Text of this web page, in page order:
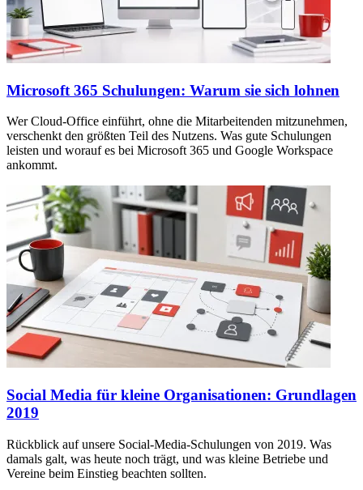
Microsoft 365 Schulungen: Warum sie sich lohnen
Wer Cloud-Office einführt, ohne die Mitarbeitenden mitzunehmen,
verschenkt den größten Teil des Nutzens. Was gute Schulungen
leisten und worauf es bei Microsoft 365 und Google Workspace
ankommt.
Social Media für kleine Organisationen: Grundlagen
2019
Rückblick auf unsere Social-Media-Schulungen von 2019. Was
damals galt, was heute noch trägt, und was kleine Betriebe und
Vereine beim Einstieg beachten sollten.